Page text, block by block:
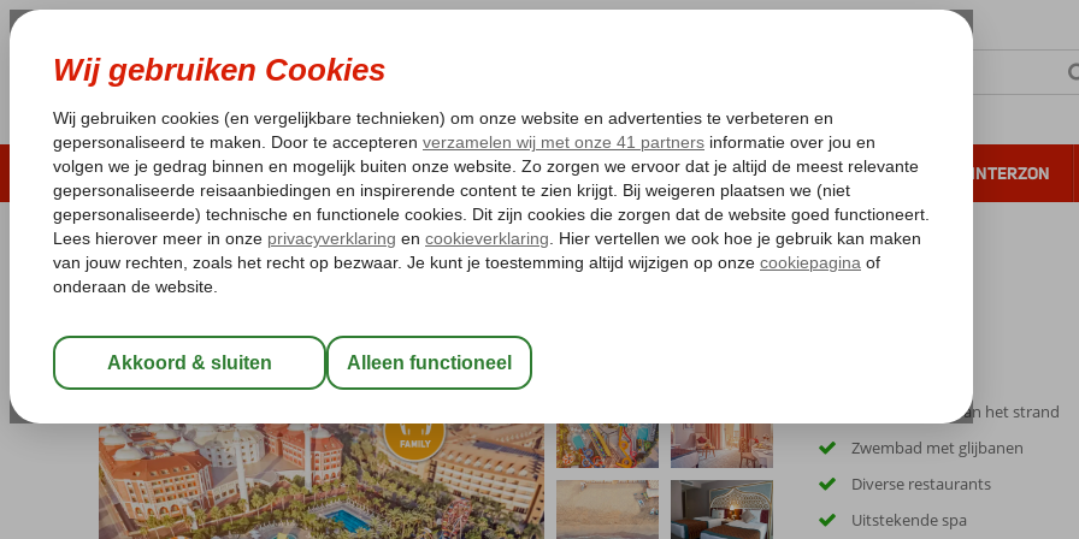
LAST MINUTE ZOMER 2026 ZONVAKANTIE VERRE REIZEN ALL INCLUSIVE WINTERZON
Pakketgarantie Laagsteprijsgarantie* Gratis annuleren*
Home
Turkije Turkse Riviera
Royal Taj Mahal
Ultra All Inclusive-Hotel
Prachtig hotel aan het strand
Zwembad met glijbanen
Diverse restaurants
Uitstekende spa